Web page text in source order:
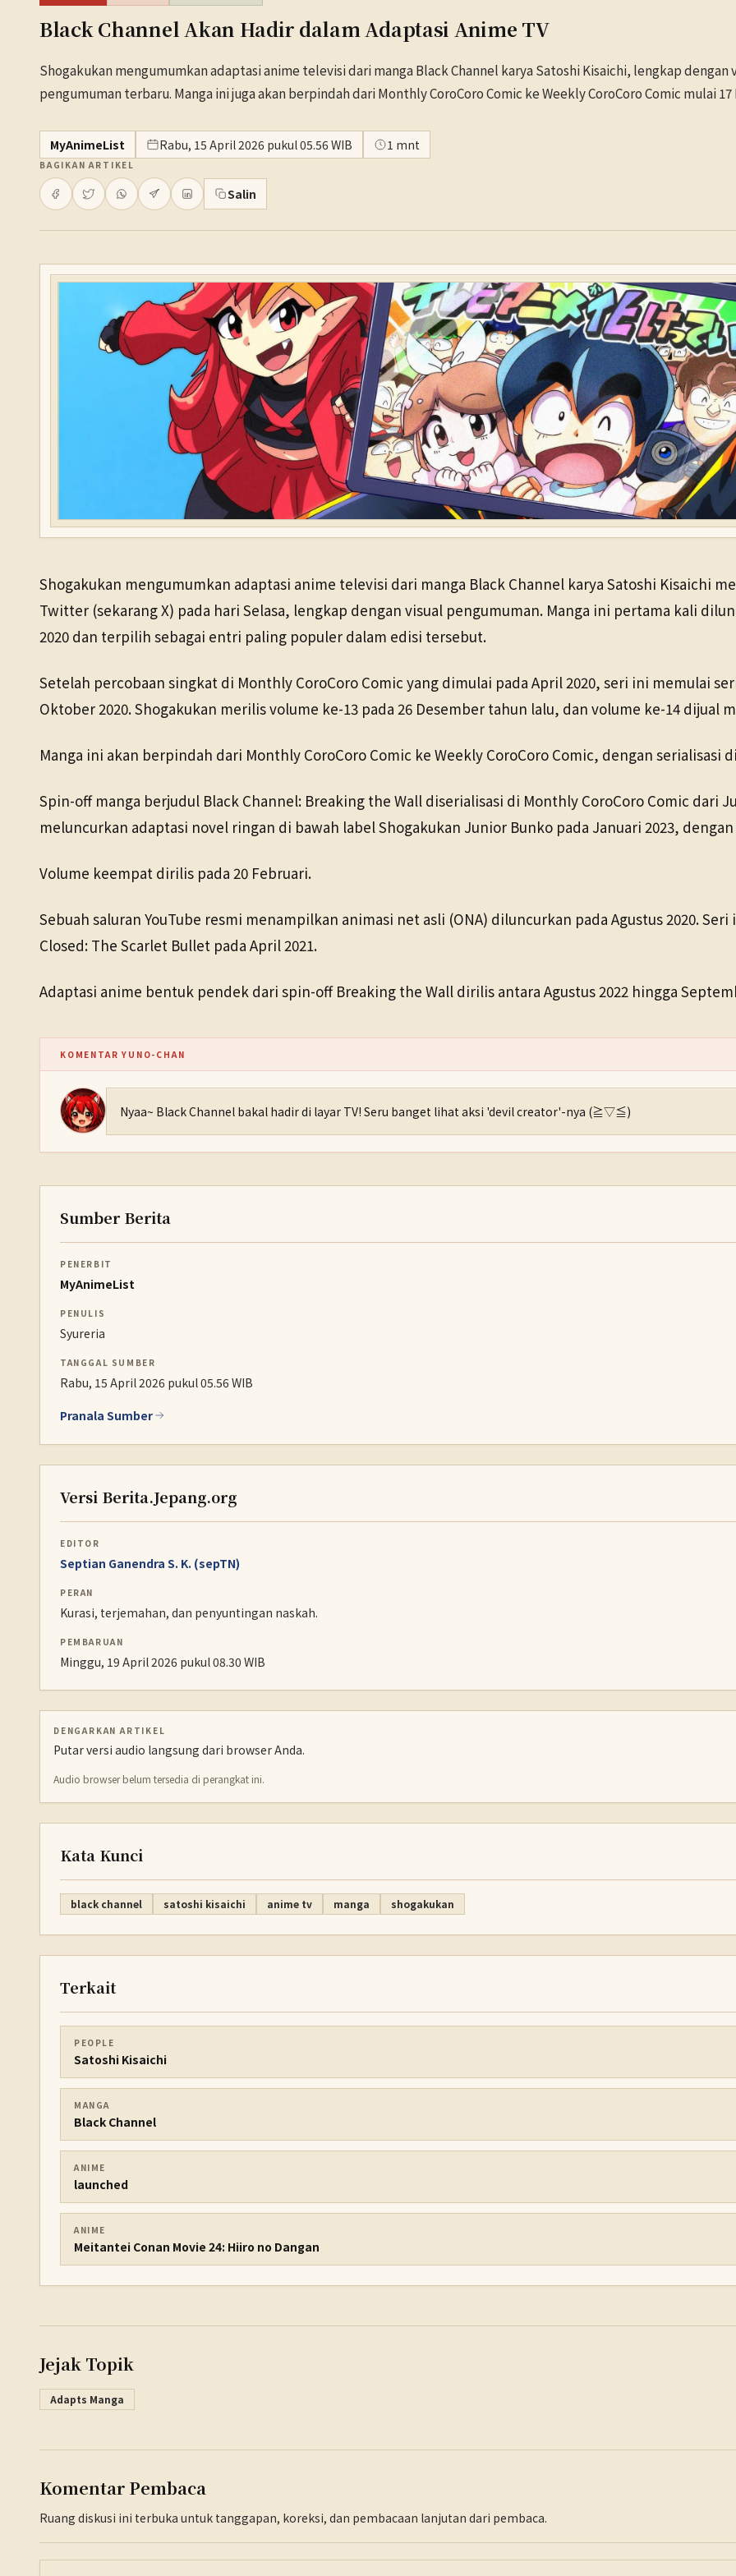
Black Channel Akan Hadir dalam Adaptasi Anime TV
Shogakukan mengumumkan adaptasi anime televisi dari manga Black Channel karya Satoshi Kisaichi, lengkap dengan
pengumuman terbaru. Manga ini juga akan berpindah dari Monthly CoroCoro Comic ke Weekly CoroCoro Comic mulai 17
MyAnimeList Rabu, 15 April 2026 pukul 05.56 WIB 1 mnt
BAGIKAN ARTIKEL
Salin
Shogakukan mengumumkan adaptasi anime televisi dari manga Black Channel karya Satoshi Kisaichi
Twitter (sekarang X) pada hari Selasa, lengkap dengan visual pengumuman. Manga ini pertama kali
2020 dan terpilih sebagai entri paling populer dalam edisi tersebut.
Setelah percobaan singkat di Monthly CoroCoro Comic yang dimulai pada April 2020, seri ini memulai
Oktober 2020. Shogakukan merilis volume ke-13 pada 26 Desember tahun lalu, dan volume ke-14 dijual
Manga ini akan berpindah dari Monthly CoroCoro Comic ke Weekly CoroCoro Comic, dengan serialisasi
Spin-off manga berjudul Black Channel: Breaking the Wall diserialisasi di Monthly CoroCoro Comic dari
meluncurkan adaptasi novel ringan di bawah label Shogakukan Junior Bunko pada Januari 2023,
Volume keempat dirilis pada 20 Februari.
Sebuah saluran YouTube resmi menampilkan animasi net asli (ONA) diluncurkan pada Agustus 2020.
Closed: The Scarlet Bullet pada April 2021.
Adaptasi anime bentuk pendek dari spin-off Breaking the Wall dirilis antara Agustus 2022 hingga
KOMENTAR YUNO-CHAN
Nyaa~ Black Channel bakal hadir di layar TV! Seru banget lihat aksi 'devil creator'-nya (≧▽≦)
Sumber Berita
PENERBIT
MyAnimeList
PENULIS
Syureria
TANGGAL SUMBER
Rabu, 15 April 2026 pukul 05.56 WIB
Pranala Sumber
Versi Berita.Jepang.org
EDITOR
Septian Ganendra S. K. (sepTN)
PERAN
Kurasi, terjemahan, dan penyuntingan naskah.
PEMBARUAN
Minggu, 19 April 2026 pukul 08.30 WIB
DENGARKAN ARTIKEL
Putar versi audio langsung dari browser Anda.
Audio browser belum tersedia di perangkat ini.
Kata Kunci
black channel satoshi kisaichi anime tv manga shogakukan
Terkait
PEOPLE
Satoshi Kisaichi
MANGA
Black Channel
ANIME
launched
ANIME
Meitantei Conan Movie 24: Hiiro no Dangan
Jejak Topik
Adapts Manga
Komentar Pembaca
Ruang diskusi ini terbuka untuk tanggapan, koreksi, dan pembacaan lanjutan dari pembaca.